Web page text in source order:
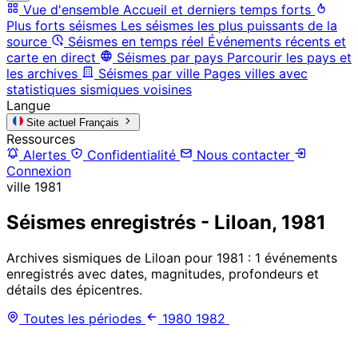
Vue d'ensemble Accueil et derniers temps forts
Plus forts séismes Les séismes les plus puissants de la
source
Séismes en temps réel Événements récents et
carte en direct
Séismes par pays Parcourir les pays et
les archives
Séismes par ville Pages villes avec
statistiques sismiques voisines
Langue
Site actuel Français
Ressources
Alertes
Confidentialité
Nous contacter
Connexion
ville 1981
Séismes enregistrés - Liloan, 1981
Archives sismiques de Liloan pour 1981 : 1 événements
enregistrés avec dates, magnitudes, profondeurs et
détails des épicentres.
Toutes les périodes
1980 1982